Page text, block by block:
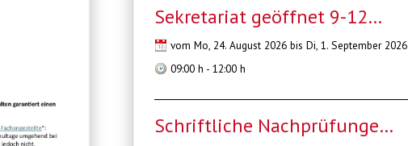
Sekretariat geöffnet 9-12…
vom Mo, 24. August 2026 bis Di, 1. September 2026
09:00 h - 12:00 h
Schriftliche Nachprüfunge…